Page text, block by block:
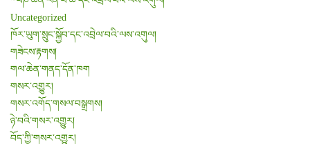
t
i
o
n
Uncategorized
ཁོར་ཡུག་སྲུང་སྐྱོབ་དང་འབྲེལ་བའི་ལས་འགུལ།
གཟེངས་རྟགས།
གལ་ཆེན་གནད་དོན་ཁག
གསར་འགྱུར།
གསར་འགོད་གསལ་བསྒྲགས།
ཉེ་བའི་གསར་འགྱུར།
བོད་ཀྱི་གསར་འགྱུར།